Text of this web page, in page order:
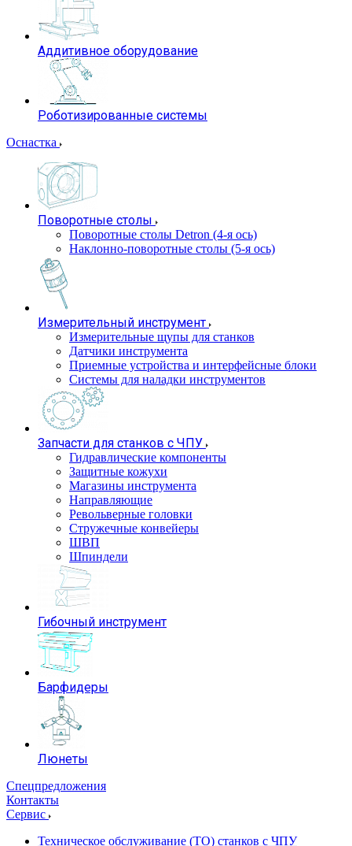
Аддитивное оборудование
Роботизированные системы
Оснастка
Поворотные столы
Поворотные столы Detron (4-я ось)
Наклонно-поворотные столы (5-я ось)
Измерительный инструмент
Измерительные щупы для станков
Датчики инструмента
Приемные устройства и интерфейсные блоки
Системы для наладки инструментов
Запчасти для станков с ЧПУ
Гидравлические компоненты
Защитные кожухи
Магазины инструмента
Направляющие
Револьверные головки
Стружечные конвейеры
ШВП
Шпиндели
Гибочный инструмент
Барфидеры
Люнеты
Спецпредложения
Контакты
Сервис
Техническое обслуживание (ТО) станков с ЧПУ